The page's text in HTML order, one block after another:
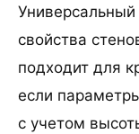
свойства
подходит для
если
с учетом